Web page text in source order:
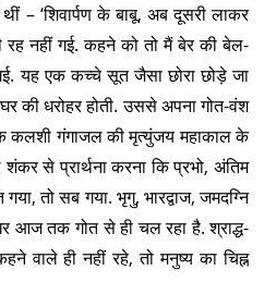
– ‘शिवार्पण के बाबू, अब दूसरी लाकर
नहीं गई. कहने को तो मैं बेर की बेल-
यह एक कच्चे सूत जैसा छोरा छोड़े जा
की धरोहर होती. उससे अपना गोत-वंश
कलशी गंगाजल की मृत्युंजय महाकाल के
शंकर से प्रार्थना करना कि प्रभो, अंतिम
तो सब गया. भृगु, भारद्वाज, जमदग्नि
आज तक गोत से ही चल रहा है. श्राद्ध-
वाले ही नहीं रहे, तो मनुष्य का चिह्न